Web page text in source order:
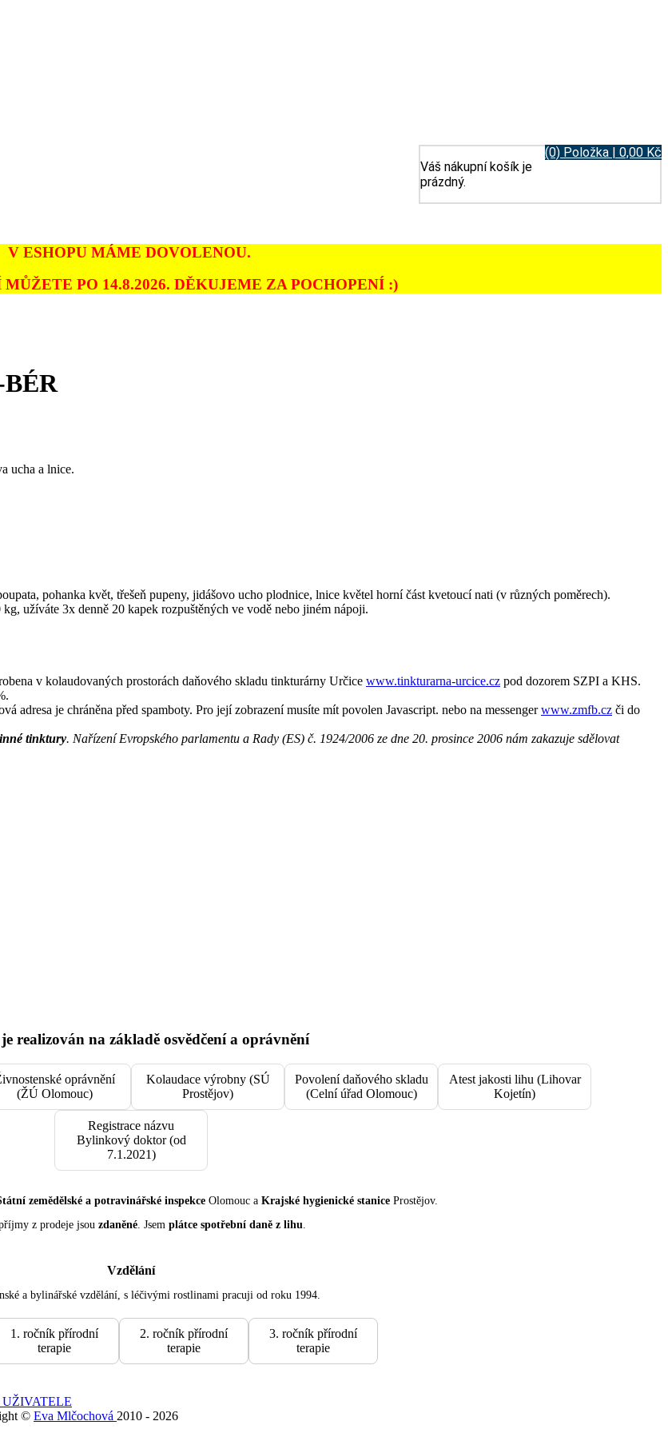
(0) Položka | 0,00 Kč
Váš nákupní košík je
prázdný.
V ESHOPU MÁME DOVOLENOU.
PO 14.8.2026. DĚKUJEME ZA POCHOPENÍ :)
ucha a lnice.
pohanka květ, třešeň pupeny, jidášovo ucho plodnice, lnice květel horní část kvetoucí nati (v různých poměrech).
užíváte 3x denně 20 kapek rozpuštěných ve vodě nebo jiném nápoji.
v kolaudovaných prostorách daňového skladu tinkturárny Určice www.tinkturarna-urcice.cz pod dozorem SZPI a KHS.
adresa je chráněna před spamboty. Pro její zobrazení musíte mít povolen Javascript. nebo na messengerwww.zmfb.cz či do
tinktury. Nařízení Evropského parlamentu a Rady (ES) č. 1924/2006 ze dne 20. prosince 2006 nám zakazuje sdělovat
realizován na základě osvědčení a oprávnění
oprávnění
(ŽÚ Olomouc)
Kolaudace výrobny (SÚ
Prostějov)
Povolení daňového skladu
(Celní úřad Olomouc)
Atest jakosti lihu (Lihovar
Kojetín)
Registrace názvu
Bylinkový doktor (od
7.1.2021)
zemědělské a potravinářské inspekce Olomouc a Krajské hygienické stanice Prostějov.
z prodeje jsou zdaněné. Jsem plátce spotřební daně z lihu
Vzdělání
a bylinářské vzdělání, s léčivými rostlinami pracuji od roku 1994.
1. ročník přírodní
terapie
2. ročník přírodní
terapie
3. ročník přírodní
terapie
© Eva Mlčochová 2010 - 2026